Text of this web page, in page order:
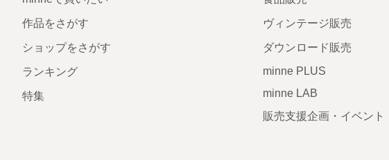
作品をさがす
ショップをさがす
ランキング
特集
ヴィンテージ販売
ダウンロード販売
minne PLUS
minne LAB
販売支援企画・イベント